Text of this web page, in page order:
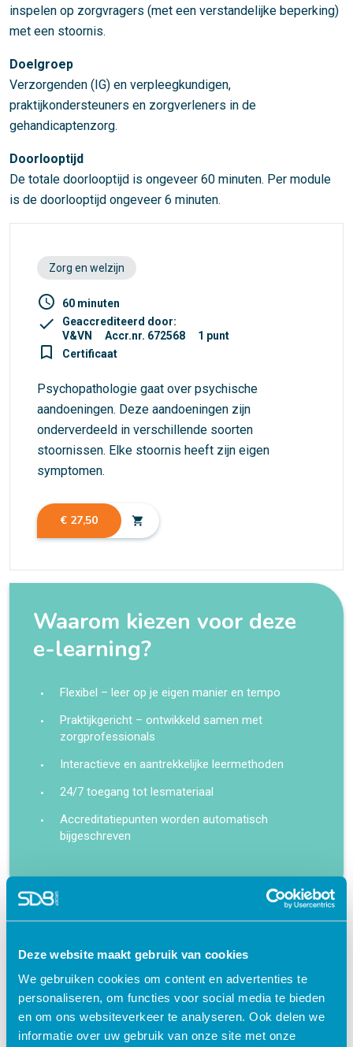
Deze website maakt gebruik van cookies
We gebruiken cookies om content en advertenties te
personaliseren, om functies voor social media te bieden
en om ons websiteverkeer te analyseren. Ook delen we
informatie over uw gebruik van onze site met onze
inspelen op zorgvragers (met een verstandelijke beperking)
met een stoornis.
Doelgroep
Verzorgenden (IG) en verpleegkundigen,
praktijkondersteuners en zorgverleners in de
gehandicaptenzorg.
Doorlooptijd
De totale doorlooptijd is ongeveer 60 minuten. Per module
is de doorlooptijd ongeveer 6 minuten.
Zorg en welzijn
access_time 60 minuten
check
Geaccrediteerd door:
V&VN
Accr.nr. 672568 1 punt
turned_in_not Certificaat
Psychopathologie gaat over psychische
aandoeningen. Deze aandoeningen zijn
onderverdeeld in verschillende soorten
stoornissen. Elke stoornis heeft zijn eigen
symptomen.
€ 27,50 shopping_cart
Waarom kiezen voor deze
e-learning?
Flexibel – leer op je eigen manier en tempo
Praktijkgericht – ontwikkeld samen met
zorgprofessionals
Interactieve en aantrekkelijke leermethoden
24/7 toegang tot lesmateriaal
Accreditatiepunten worden automatisch
bijgeschreven
Gerelateerde cursussen